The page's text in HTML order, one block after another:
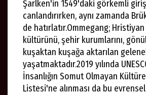
Şarlken'in 1549'daki görkemli
canlandırırken, aynı zamanda
de hatırlatır.Ommegang; Hristiyan
kültürünü, şehir kurumlarını,
kuşaktan kuşağa aktarılan
yaşatmaktadır.2019 yılında
İnsanlığın Somut Olmayan
Listesi'ne alınması da bu